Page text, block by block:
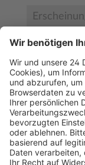
Bestell-Nr.
ISBN